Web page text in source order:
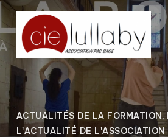
ACTUALITÉS DE LA FORMATION,
L'ACTUALITÉ DE L'ASSOCIATION